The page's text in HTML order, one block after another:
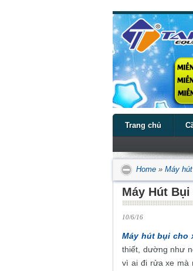
Trang chủ
Home » Máy
Máy Hút
10/6/16
Máy hút bụi cho
thiết, dường như
vì ai đi rửa xe mà